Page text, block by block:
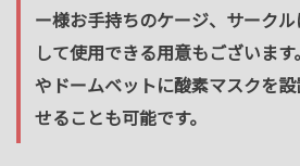
ー様お手持ちのケージ、サーク
して使用できる用意もございま
やドームベットに酸素マスクを
せることも可能です。